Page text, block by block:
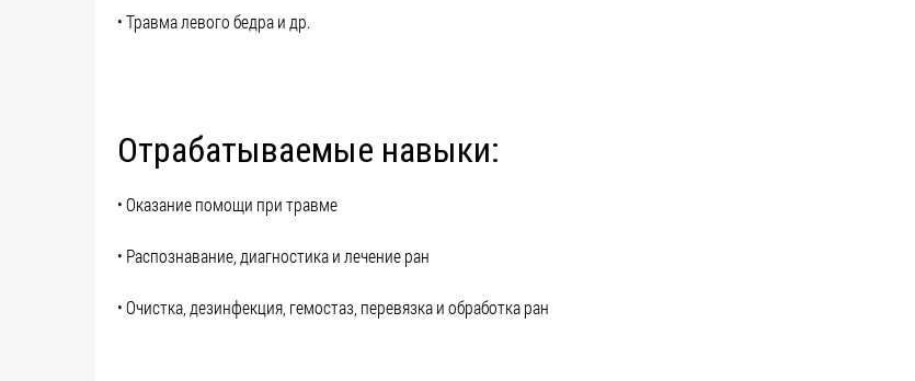
• Травма левого бедра и др.
Отрабатываемые навыки:
• Оказание помощи при травме
• Распознавание, диагностика и лечение ран
• Очистка, дезинфекция, гемостаз, перевязка и обработка ран